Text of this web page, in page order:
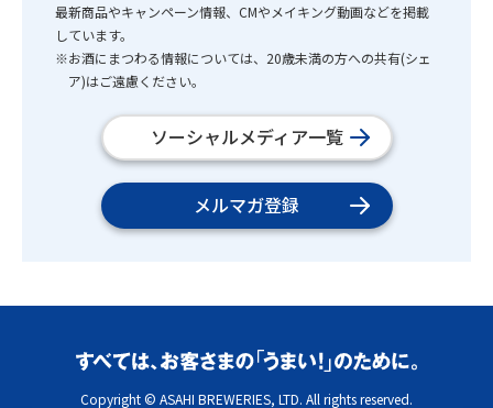
最新商品やキャンペーン情報、CMやメイキング動画などを掲載
しています。
※お酒にまつわる情報については、20歳未満の方への共有(シェ
ア)はご遠慮ください。
ソーシャルメディア一覧
メルマガ登録
Copyright © ASAHI BREWERIES, LTD. All rights reserved.